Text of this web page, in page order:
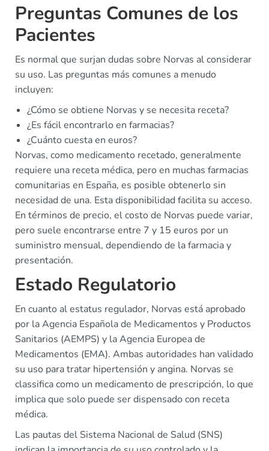
Preguntas Comunes de los
Pacientes
Es normal que surjan dudas sobre Norvas al considerar
su uso. Las preguntas más comunes a menudo
incluyen:
¿Cómo se obtiene Norvas y se necesita receta?
¿Es fácil encontrarlo en farmacias?
¿Cuánto cuesta en euros?
Norvas, como medicamento recetado, generalmente
requiere una receta médica, pero en muchas farmacias
comunitarias en España, es posible obtenerlo sin
necesidad de una. Esta disponibilidad facilita su acceso.
En términos de precio, el costo de Norvas puede variar,
pero suele encontrarse entre 7 y 15 euros por un
suministro mensual, dependiendo de la farmacia y
presentación.
Estado Regulatorio
En cuanto al estatus regulador, Norvas está aprobado
por la Agencia Española de Medicamentos y Productos
Sanitarios (AEMPS) y la Agencia Europea de
Medicamentos (EMA). Ambas autoridades han validado
su uso para tratar hipertensión y angina. Norvas se
classifica como un medicamento de prescripción, lo que
implica que solo puede ser dispensado con receta
médica.
Las pautas del Sistema Nacional de Salud (SNS)